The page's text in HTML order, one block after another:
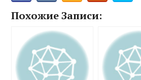
Похожие Записи: